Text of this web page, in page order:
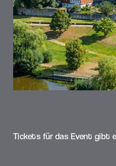
Tickets für das Event gibt